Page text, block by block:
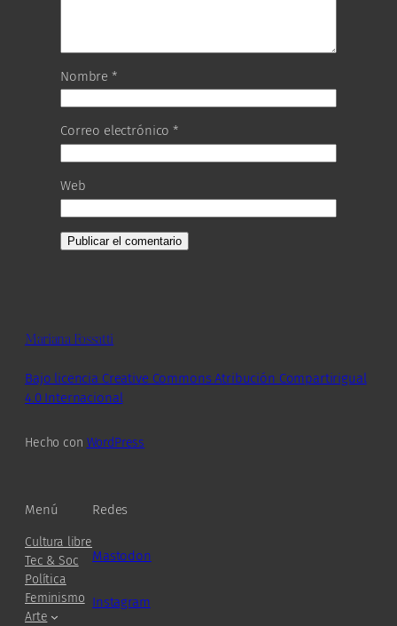
Nombre *
Correo electrónico*
Web
Mariana Fossatti
Bajo licencia Creative Commons Atribución Compartirigual
4.0 Internacional
Hecho con WordPress
Menú
Cultura libre
Tec & Soc
Política
Feminismo
Arte
Redes
Mastodon
Instagram